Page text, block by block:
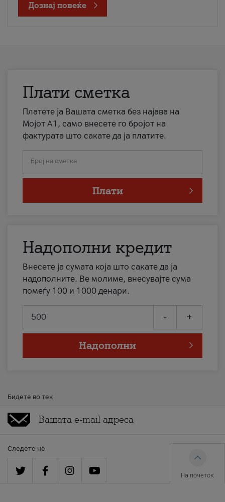
Дознај повеќе
Плати сметка
Платете ја Вашата сметка без најава на
Мојот А1, само внесете го бројот на
фактурата што сакате да ја платите.
Број на сметка
Плати
Надополни кредит
Внесете ја сумата која што сакате да ја
надополните. Ве молиме, внесувајте сума
помеѓу 100 и 1000 денари.
- +
Надополни
Бидете во тек
Следете нè
На почеток